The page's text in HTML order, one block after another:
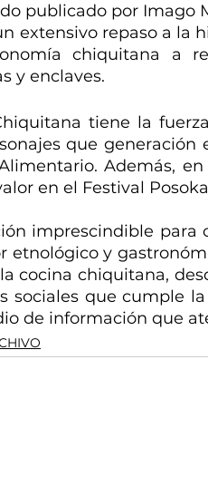
publicado por Imago
extensivo repaso a la
chiquitana a
y enclaves.
tiene la
que
Además,
en el Festival
imprescindible para
etnológico y
cocina chiquitana,
sociales que cumple
de información que